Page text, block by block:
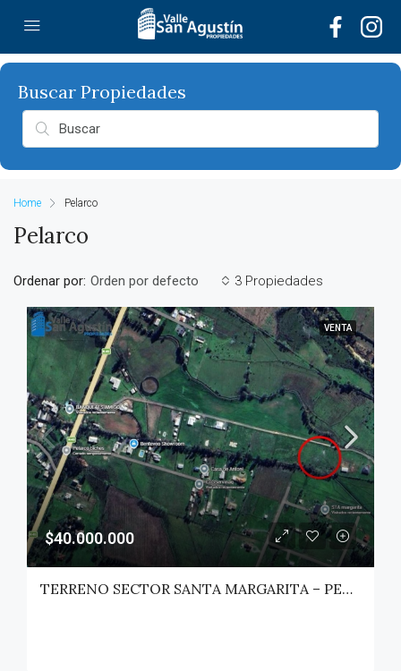
Home Pelarco
Pelarco
3 Propiedades
Ordenar por: Orden por defecto
VENTA
$40.000.000
TERRENO SECTOR SANTA MARGARITA – PELARCO